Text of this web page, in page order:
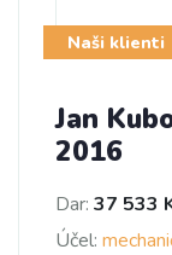
Naši klienti
Jan
2016
Dar: 37 533
Účel: